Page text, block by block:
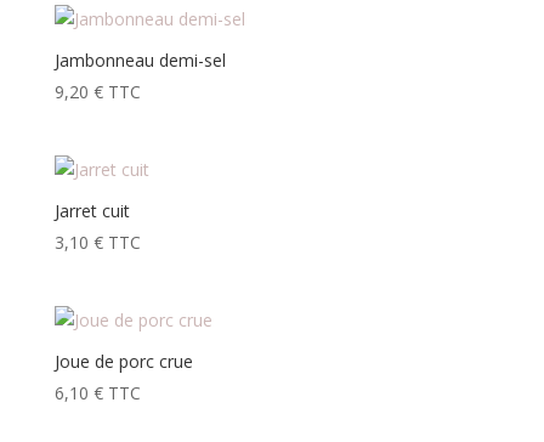
Jambonneau demi-sel
9,20 € TTC
Jarret cuit
3,10 € TTC
Joue de porc crue
6,10 € TTC